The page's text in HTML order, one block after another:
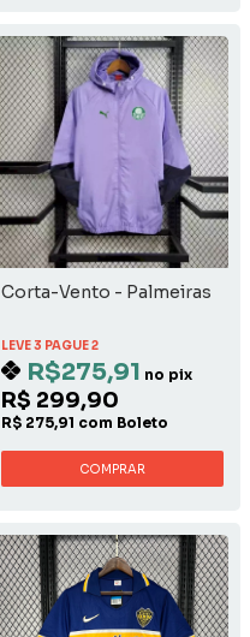
Corta-Vento - Palmeiras
LEVE 3 PAGUE 2
R$275,91 no pix
R$ 299,90
R$ 275,91 com Boleto
COMPRAR